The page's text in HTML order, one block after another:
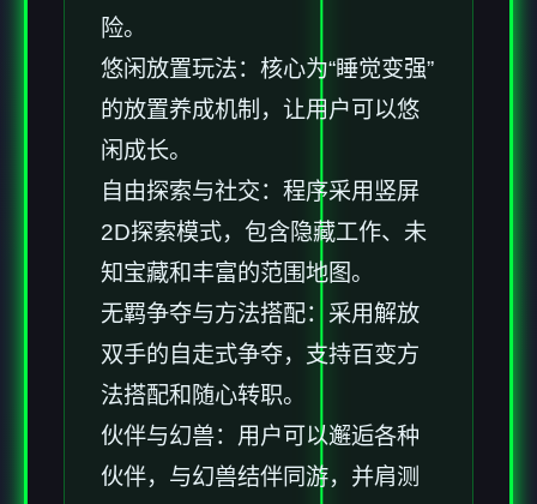
险。
悠闲放置玩法：核心为“睡觉变强”
的放置养成机制，让用户可以悠
闲成长。
自由探索与社交：程序采用竖屏
2D探索模式，包含隐藏工作、未
知宝藏和丰富的范围地图。
无羁争夺与方法搭配：采用解放
双手的自走式争夺，支持百变方
法搭配和随心转职。
伙伴与幻兽：用户可以邂逅各种
伙伴，与幻兽结伴同游，并肩测